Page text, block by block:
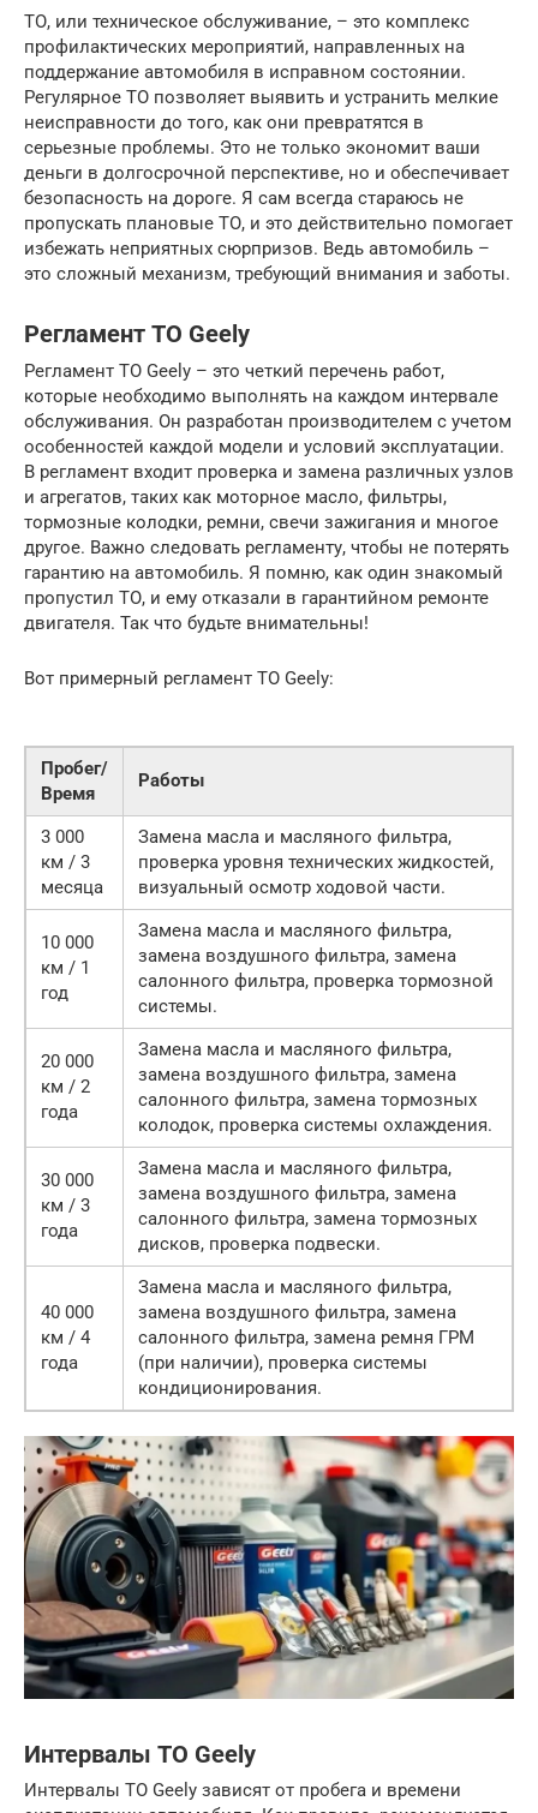
ТО, или техническое обслуживание, – это комплекс
профилактических мероприятий, направленных на
поддержание автомобиля в исправном состоянии.
Регулярное ТО позволяет выявить и устранить мелкие
неисправности до того, как они превратятся в
серьезные проблемы. Это не только экономит ваши
деньги в долгосрочной перспективе, но и обеспечивает
безопасность на дороге. Я сам всегда стараюсь не
пропускать плановые ТО, и это действительно помогает
избежать неприятных сюрпризов. Ведь автомобиль –
это сложный механизм, требующий внимания и заботы.
Регламент ТО Geely
Регламент ТО Geely – это четкий перечень работ,
которые необходимо выполнять на каждом интервале
обслуживания. Он разработан производителем с учетом
особенностей каждой модели и условий эксплуатации.
В регламент входит проверка и замена различных узлов
и агрегатов, таких как моторное масло, фильтры,
тормозные колодки, ремни, свечи зажигания и многое
другое. Важно следовать регламенту, чтобы не потерять
гарантию на автомобиль. Я помню, как один знакомый
пропустил ТО, и ему отказали в гарантийном ремонте
двигателя. Так что будьте внимательны!
Вот примерный регламент ТО Geely:
Пробег/
Время
Работы
3 000
км / 3
месяца
Замена масла и масляного фильтра,
проверка уровня технических жидкостей,
визуальный осмотр ходовой части.
10 000
км / 1
год
Замена масла и масляного фильтра,
замена воздушного фильтра, замена
салонного фильтра, проверка тормозной
системы.
20 000
км / 2
года
Замена масла и масляного фильтра,
замена воздушного фильтра, замена
салонного фильтра, замена тормозных
колодок, проверка системы охлаждения.
30 000
км / 3
года
Замена масла и масляного фильтра,
замена воздушного фильтра, замена
салонного фильтра, замена тормозных
дисков, проверка подвески.
40 000
км / 4
года
Замена масла и масляного фильтра,
замена воздушного фильтра, замена
салонного фильтра, замена ремня ГРМ
(при наличии), проверка системы
кондиционирования.
Интервалы ТО Geely
Интервалы ТО Geely зависят от пробега и времени